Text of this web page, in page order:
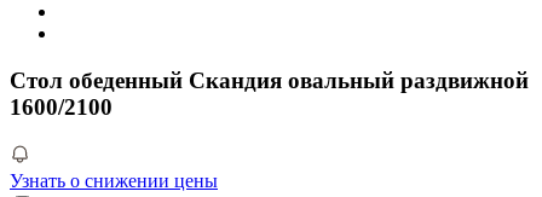
Стол обеденный Скандия овальный раздвижной
1600/2100
Узнать о снижении цены